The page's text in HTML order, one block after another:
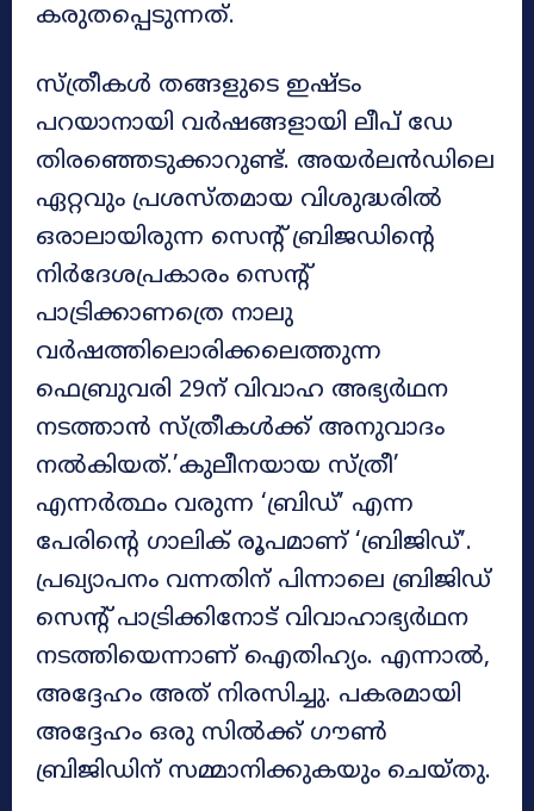
കരുതപ്പെടുന്നത്.
സ്ത്രീകൾ തങ്ങളുടെ ഇഷ്ടം
പറയാനായി വർഷങ്ങളായി ലീപ് ഡേ
തിരഞ്ഞെടുക്കാറുണ്ട്. അയർലൻഡിലെ
ഏറ്റവും പ്രശസ്തമായ വിശുദ്ധരിൽ
ഒരാലായിരുന്ന സെന്റ് ബ്രിജഡിന്റെ
നിർദേശപ്രകാരം സെന്റ്
പാട്രിക്കാണത്രെ നാലു
വർഷത്തിലൊരിക്കലെത്തുന്ന
ഫെബ്രുവരി 29ന് വിവാഹ അഭ്യർഥന
നടത്താൻ സ്ത്രീകൾക്ക് അനുവാദം
നൽകിയത്.’കുലീനയായ സ്ത്രീ’
എന്നർത്ഥം വരുന്ന ‘ബ്രിഡ്’ എന്ന
പേരിന്റെ ഗാലിക് രൂപമാണ് ‘ബ്രിജിഡ്’.
പ്രഖ്യാപനം വന്നതിന് പിന്നാലെ ബ്രിജിഡ്
സെന്റ് പാട്രിക്കിനോട് വിവാഹാഭ്യർഥന
നടത്തിയെന്നാണ് ഐതിഹ്യം. എന്നാൽ,
അദ്ദേഹം അത് നിരസിച്ചു. പകരമായി
അദ്ദേഹം ഒരു സിൽക്ക് ഗൗൺ
ബ്രിജിഡിന് സമ്മാനിക്കുകയും ചെയ്തു.